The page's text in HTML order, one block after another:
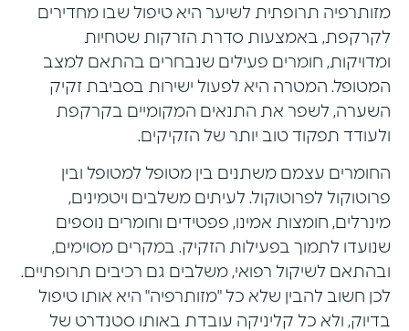
מזותרפיה תרופתית לשיער היא טיפול שבו מחדירים
לקרקפת, באמצעות סדרת הזרקות שטחיות
ומדויקות, חומרים פעילים שנבחרים בהתאם למצב
המטופל. המטרה היא לפעול ישירות בסביבת זקיק
השערה, לשפר את התנאים המקומיים בקרקפת
ולעודד תפקוד טוב יותר של הזקיקים.
החומרים עצמם משתנים בין מטופל למטופל ובין
פרוטוקול לפרוטוקול. לעיתים משלבים ויטמינים,
מינרלים, חומצות אמינו, פפטידים וחומרים נוספים
שנועדו לתמוך בפעילות הזקיק. במקרים מסוימים,
ובהתאם לשיקול רפואי, משלבים גם רכיבים תרופתיים.
לכן חשוב להבין שלא כל "מזותרפיה" היא אותו טיפול
בדיוק, ולא כל קליניקה עובדת באותו סטנדרט של